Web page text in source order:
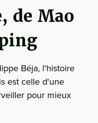
de Mao
Béja, l'histoire
est celle d'une
pour mieux